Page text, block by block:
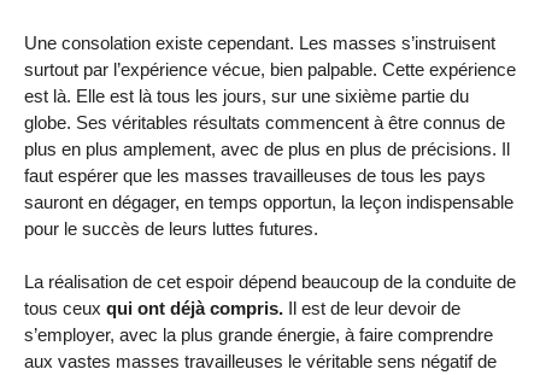
Une consolation existe cependant. Les masses s’instruisent
surtout par l’expérience vécue, bien palpable. Cette expérience
est là. Elle est là tous les jours, sur une sixième partie du
globe. Ses véritables résultats commencent à être connus de
plus en plus amplement, avec de plus en plus de précisions. Il
faut espérer que les masses travailleuses de tous les pays
sauront en dégager, en temps opportun, la leçon indispensable
pour le succès de leurs luttes futures.
La réalisation de cet espoir dépend beaucoup de la conduite de
tous ceux qui ont déjà compris. Il est de leur devoir de
s’employer, avec la plus grande énergie, à faire comprendre
aux vastes masses travailleuses le véritable sens négatif de